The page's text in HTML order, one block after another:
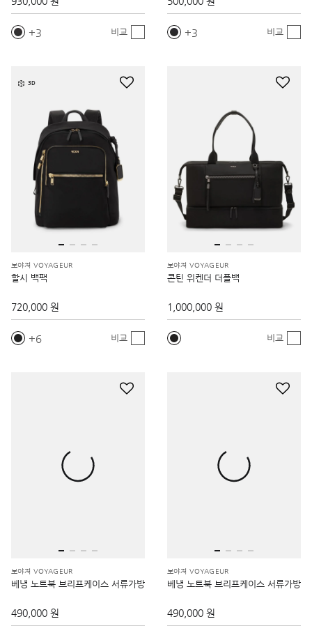
3 비교 3 비교
3D
보야져 VOYAGEUR
할시 백팩
720,000 원
6 비교
보야져 VOYAGEUR
콘틴 위켄더 더플백
1,000,000 원
비교
보야져 VOYAGEUR
베냉 노트북 브리프케이스 서류가방
490,000 원
보야져 VOYAGEUR
베냉 노트북 브리프케이스 서류가방
490,000 원